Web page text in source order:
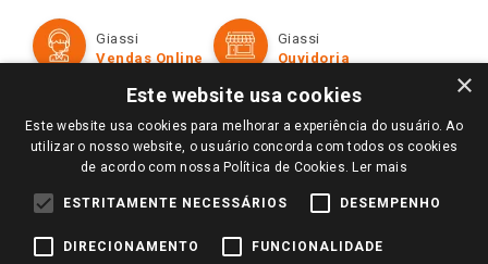
Televendas
Perguntas frequentes
Trabalhe Conosco
Identidade Visual
Formas de Pagamento
Políticas de entrega
Trocas e Devoluções
Giassi
Vendas Online
Giassi
Ouvidoria
Redes Sociais
×
Este website usa cookies
Este website usa cookies para melhorar a experiência do usuário. Ao
utilizar o nosso website, o usuário concorda com todos os cookies
de acordo com nossa Política de Cookies. Ler mais
ESTRITAMENTE NECESSÁRIOS DESEMPENHO
DIRECIONAMENTO FUNCIONALIDADE